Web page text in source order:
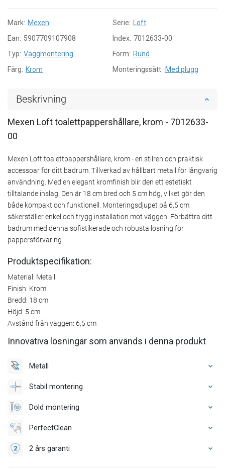
Mark: Mexen Serie:
Loft
Ean: 5907709107908 Index: 7012633-00
Typ: Väggmontering Form: Rund
Färg: Krom Monteringssätt: Med plugg
Beskrivning
Mexen Loft toalettpappershållare, krom - 7012633-
00
Mexen Loft toalettpappershållare, krom - en stilren och praktisk
accessoar för ditt badrum. Tillverkad av hållbart metall för långvarig
användning. Med en elegant kromfinish blir den ett estetiskt
tilltalande inslag. Den är 18 cm bred och 5 cm hög, vilket gör den
både kompakt och funktionell. Monteringsdjupet på 6,5 cm
säkerställer enkel och trygg installation mot väggen. Förbättra ditt
badrum med denna sofistikerade och robusta lösning för
pappersförvaring.
Produktspecifikation:
Material: Metall
Finish: Krom
Bredd: 18 cm
Höjd: 5 cm
Avstånd från väggen: 6,5 cm
Innovativa lösningar som används i denna produkt
Metall
Stabil montering
Dold montering
PerfectClean
2 års garanti